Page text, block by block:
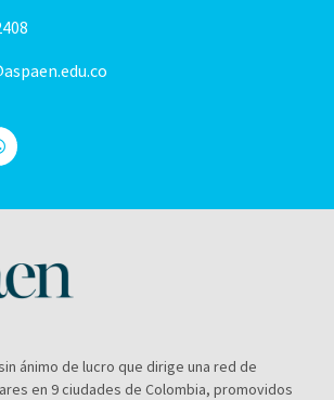
ánimo de lucro que dirige una red de
en 9 ciudades de Colombia, promovidos